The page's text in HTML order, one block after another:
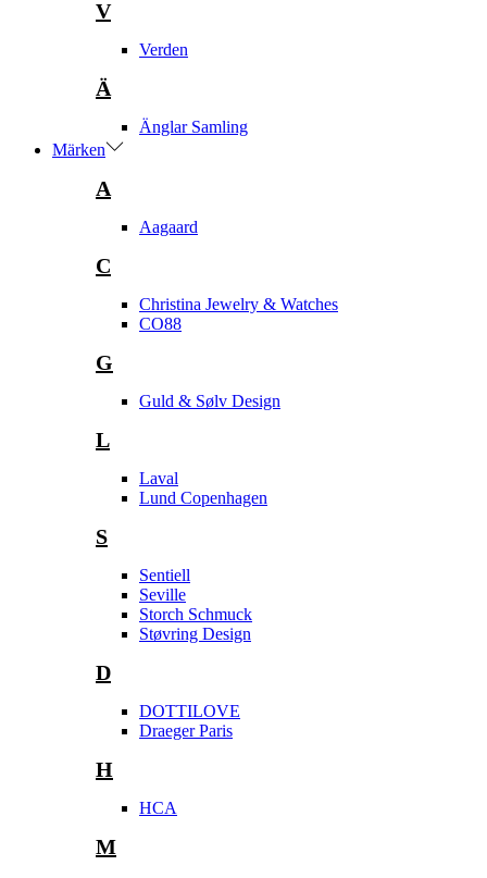
V
Verden
Ä
Änglar Samling
Märken
A
Aagaard
C
Christina Jewelry & Watches
CO88
G
Guld & Sølv Design
L
Laval
Lund Copenhagen
S
Sentiell
Seville
Storch Schmuck
Støvring Design
D
DOTTILOVE
Draeger Paris
H
HCA
M